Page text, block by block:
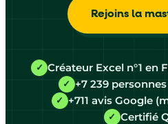
Rejoins la
✓ Créateur Excel n°1 en
✓ +7 239
✓ +711 avis Google
✓ Certifié